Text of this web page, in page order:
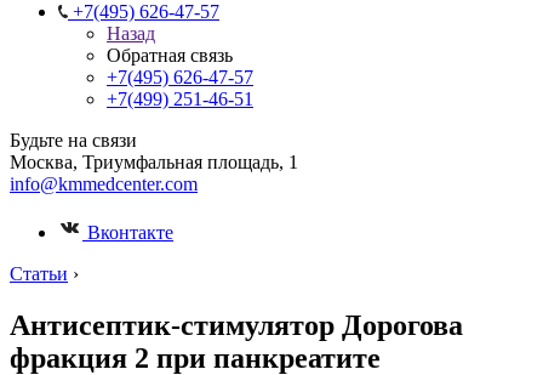
+7(495) 626-47-57
Назад
Обратная связь
+7(495) 626-47-57
+7(499) 251-46-51
Будьте на связи
Москва, Триумфальная площадь, 1
info@kmmedcenter.com
Вконтакте
Статьи ›
Антисептик-стимулятор Дорогова
фракция 2 при панкреатите